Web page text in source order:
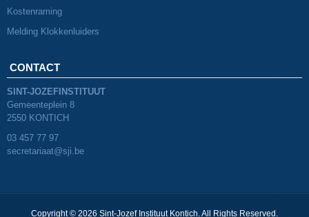
Kostenraming
Melding Klokkenluiders
CONTACT
SINT-JOZEFINSTITUUT
Gemeenteplein 8
2550 KONTICH
03 457 77 97
secretariaat@sji.be
Copyright © 2026 Sint-Jozef Instituut Kontich. All Rights Reserved.